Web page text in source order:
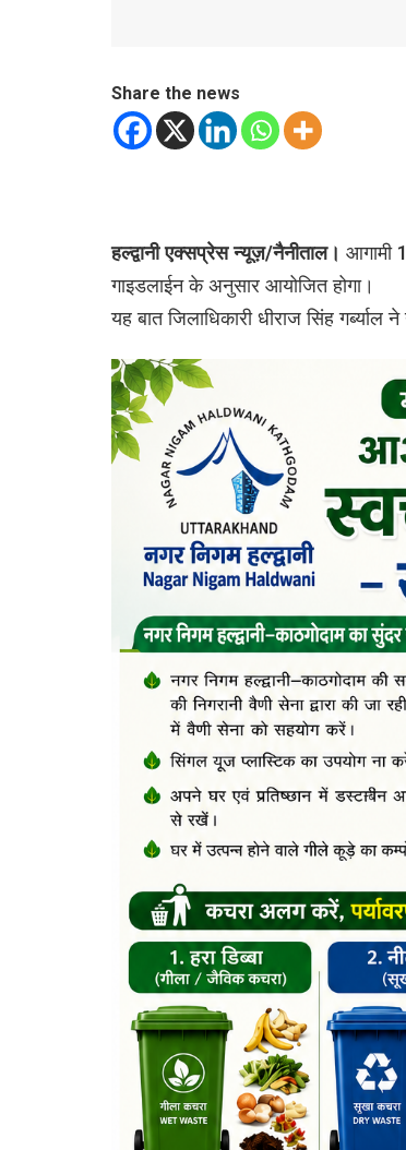
Share the news
हल्द्वानी एक्सप्रेस न्यूज़/नैनीताल। आगामी
गाइडलाईन के अनुसार आयोजित होगा।
यह बात जिलाधिकारी धीराज सिंह